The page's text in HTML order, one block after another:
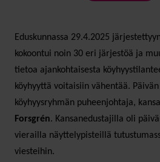
Eduskunnassa 29.4.2025
kokoontui noin 30 eri järjestöä ja
tietoa ajankohtaisesta
köyhyyttä voitaisiin vähentää.
köyhyysryhmän puheenjohtaja,
Forsgrén. Kansanedustajilla oli
vierailla näyttelypisteillä
viesteihin.